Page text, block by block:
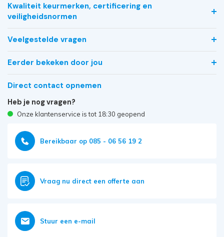
Kwaliteit keurmerken, certificering en
veiligheidsnormen
Veelgestelde vragen
Eerder bekeken door jou
Direct contact opnemen
Heb je nog vragen?
Onze klantenservice is tot 18:30 geopend
Bereikbaar op 085 - 06 56 19 2
Vraag nu direct een offerte aan
Stuur een e-mail